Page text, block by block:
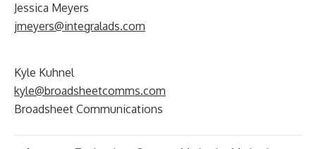
Jessica Meyers
jmeyers@integralads.com
Kyle Kuhnel
kyle@broadsheetcomms.com
Broadsheet Communications